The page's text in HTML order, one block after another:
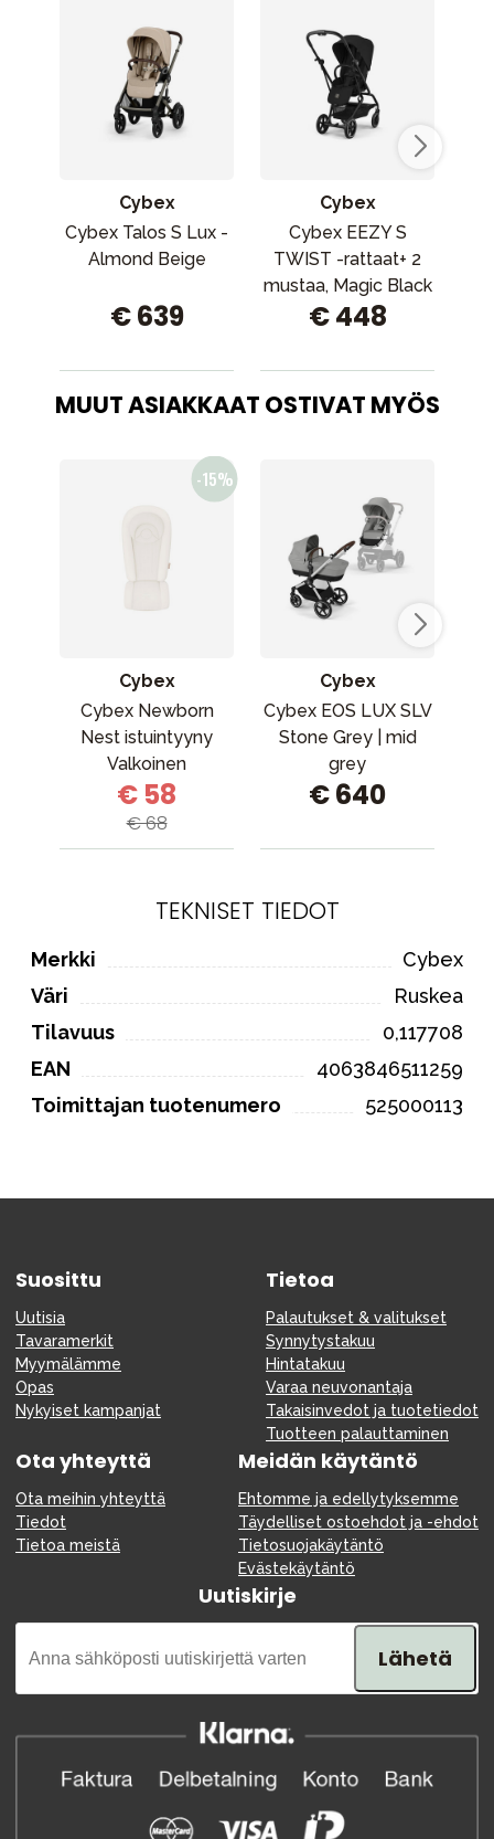
Cybex
Cybex Talos S Lux -
Almond Beige
€ 639
Cybex
Cybex EEZY S
TWIST -rattaat+ 2
mustaa, Magic Black
€ 448
MUUT ASIAKKAAT OSTIVAT MYÖS
Cybex
Cybex Newborn
Nest istuintyyny
Valkoinen
€ 58
€ 68
Cybex
Cybex EOS LUX SLV
Stone Grey | mid
grey
€ 640
TEKNISET TIEDOT
Merkki
Cybex
Väri
Ruskea
Tilavuus
0,117708
EAN
4063846511259
Toimittajan tuotenumero
525000113
Suosittu
Uutisia
Tavaramerkit
Myymälämme
Opas
Nykyiset kampanjat
Tietoa
Palautukset & valitukset
Synnytystakuu
Hintatakuu
Varaa neuvonantaja
Takaisinvedot ja tuotetiedot
Tuotteen palauttaminen
Ota yhteyttä
Ota meihin yhteyttä
Tiedot
Tietoa meistä
Meidän käytäntö
Ehtomme ja edellytyksemme
Täydelliset ostoehdot ja -ehdot
Tietosuojakäytäntö
Evästekäytäntö
Uutiskirje
Lähetä